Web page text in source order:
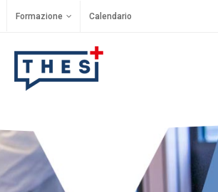
Formazione Calendario